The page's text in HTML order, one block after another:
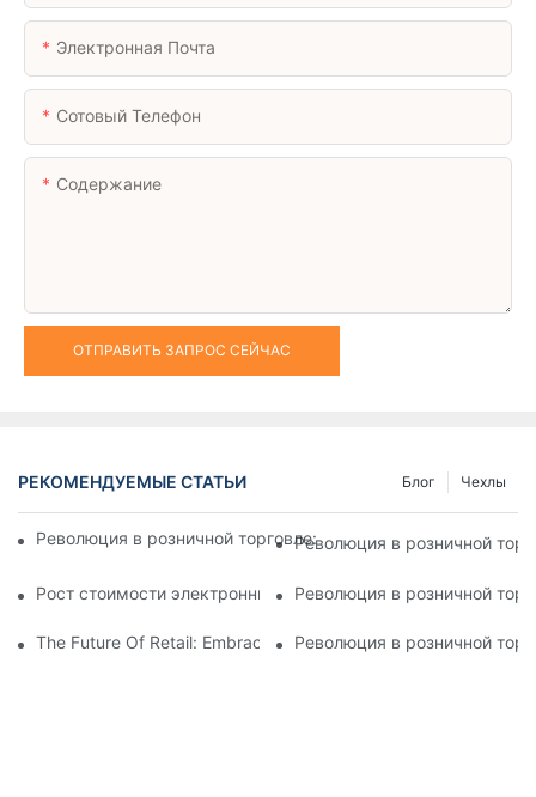
Электронная Почта
Сотовый Телефон
Содержание
ОТПРАВИТЬ ЗАПРОС СЕЙЧАС
РЕКОМЕНДУЕМЫЕ СТАТЬИ Чехлы
Блог
Революция в розничной торговле: появление электронных
Революция в розничной
Рост стоимости электронных ценников: понимание
Революция в розничной
The Future Of Retail: Embracing Digital Shelf Labels For A
Революция в розничной